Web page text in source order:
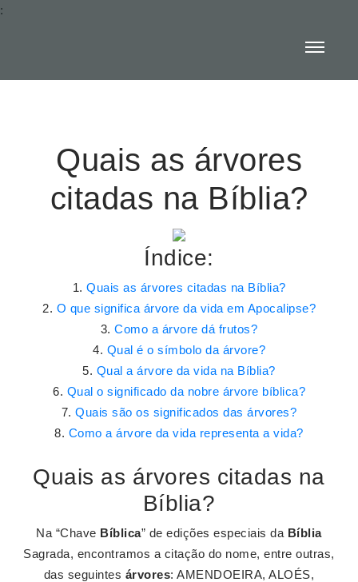
:
Quais as árvores
citadas na Bíblia?
Índice:
Quais as árvores citadas na Bíblia?
O que significa árvore da vida em Apocalipse?
Como a árvore dá frutos?
Qual é o símbolo da árvore?
Qual a árvore da vida na Bíblia?
Qual o significado da nobre árvore bíblica?
Quais são os significados das árvores?
Como a árvore da vida representa a vida?
Quais as árvores citadas na
Bíblia?
Na “Chave Bíblica” de edições especiais da Bíblia
Sagrada, encontramos a citação do nome, entre outras,
das seguintes árvores: AMENDOEIRA, ALOÉS,